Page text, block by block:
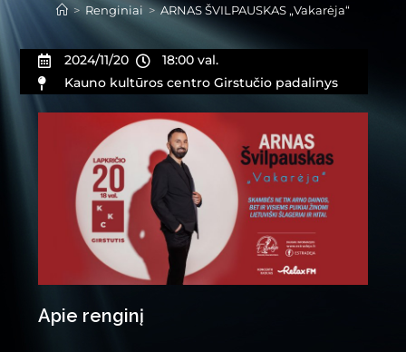
> Renginiai > ARNAS ŠVILPAUSKAS „Vakarėja“
2024/11/20
18:00 val.
Kauno kultūros centro Girstučio padalinys
Apie renginį